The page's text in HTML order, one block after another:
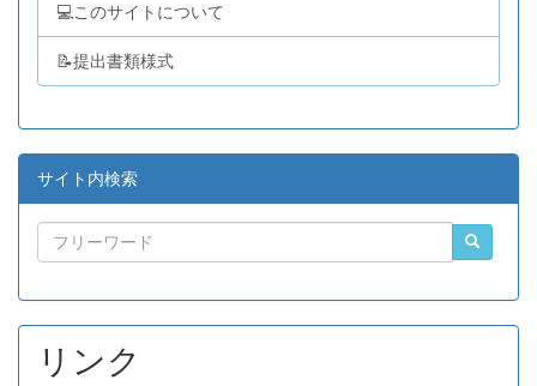
💻このサイトについて
📝提出書類様式
サイト内検索
リンク